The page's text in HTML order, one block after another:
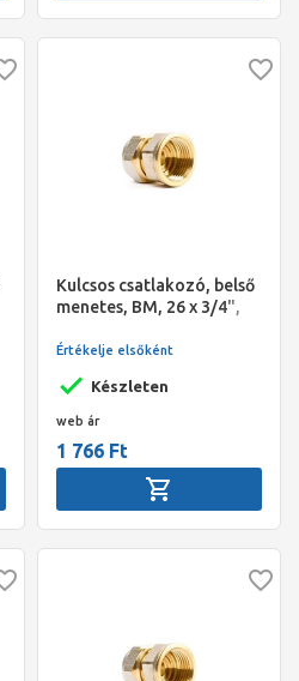
Kulcsos csatlakozó, belső
menetes, BM, 26 x 3/4",
Készleten
Értékelje elsőként
web ár
1 766 Ft